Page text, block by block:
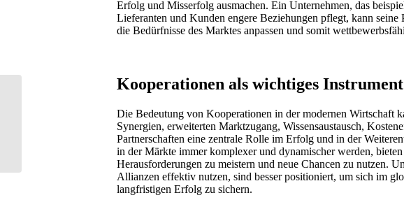
Erfolg und Misserfolg ausmachen. Ein Unternehmen, das
Lieferanten und Kunden engere Beziehungen pflegt, kann seine
die Bedürfnisse des Marktes anpassen und somit
Kooperationen als wichtiges Instrument
Die Bedeutung von Kooperationen in der modernen Wirtschaft
Synergien, erweiterten Marktzugang, Wissensaustausch,
Partnerschaften eine zentrale Rolle im Erfolg und in der
in der Märkte immer komplexer und dynamischer werden,
Herausforderungen zu meistern und neue Chancen zu nutzen.
Allianzen effektiv nutzen, sind besser positioniert, um sich im
langfristigen Erfolg zu sichern.